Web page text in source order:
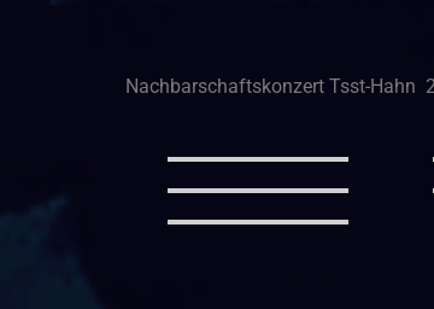
Nachbarschaftskonzert Tsst-Hahn